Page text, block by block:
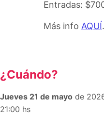
Entradas:
Más info AQUÍ.
¿Cuándo?
Jueves 21 de mayo de
21:00 hs